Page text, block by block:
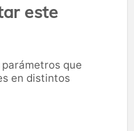
este
que
en distintos